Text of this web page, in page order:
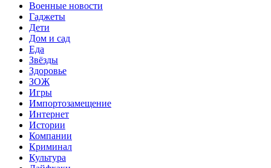
Военные новости
Гаджеты
Дети
Дом и сад
Еда
Звёзды
Здоровье
ЗОЖ
Игры
Импортозамещение
Интернет
Истории
Компании
Криминал
Культура